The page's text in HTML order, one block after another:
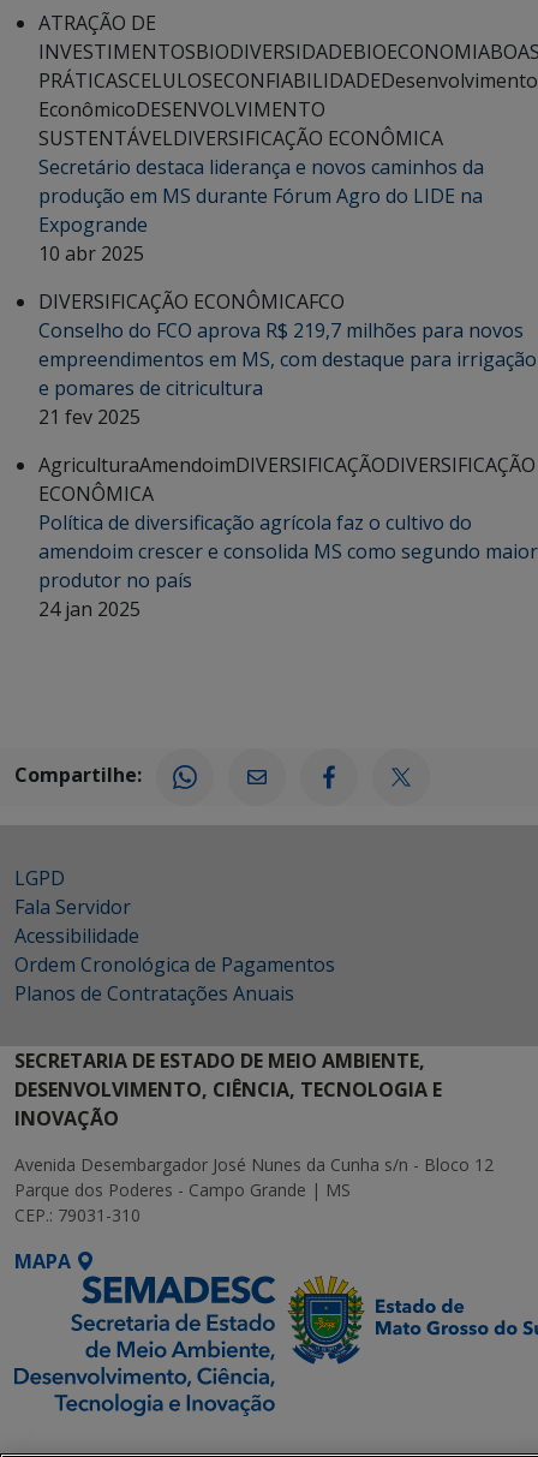
ATRAÇÃO DE
INVESTIMENTOSBIODIVERSIDADEBIOECONOMIA
PRÁTICASCELULOSECONFIABILIDADEDesenvolvimento
EconômicoDESENVOLVIMENTO
SUSTENTÁVELDIVERSIFICAÇÃO ECONÔMICA
Secretário destaca liderança e novos caminhos da
produção em MS durante Fórum Agro do LIDE na
Expogrande
10 abr 2025
DIVERSIFICAÇÃO ECONÔMICAFCO
Conselho do FCO aprova R$ 219,7 milhões para novos
empreendimentos em MS, com destaque para irrigação
e pomares de citricultura
21 fev 2025
AgriculturaAmendoimDIVERSIFICAÇÃODIVERSIFICAÇÃO
ECONÔMICA
Política de diversificação agrícola faz o cultivo do
amendoim crescer e consolida MS como segundo maior
produtor no país
24 jan 2025
Compartilhe:
LGPD
Fala Servidor
Acessibilidade
Ordem Cronológica de Pagamentos
Planos de Contratações Anuais
SECRETARIA DE ESTADO DE MEIO AMBIENTE,
DESENVOLVIMENTO, CIÊNCIA, TECNOLOGIA E
INOVAÇÃO
Avenida Desembargador José Nunes da Cunha s/n - Bloco 12
Parque dos Poderes - Campo Grande | MS
CEP.: 79031-310
MAPA